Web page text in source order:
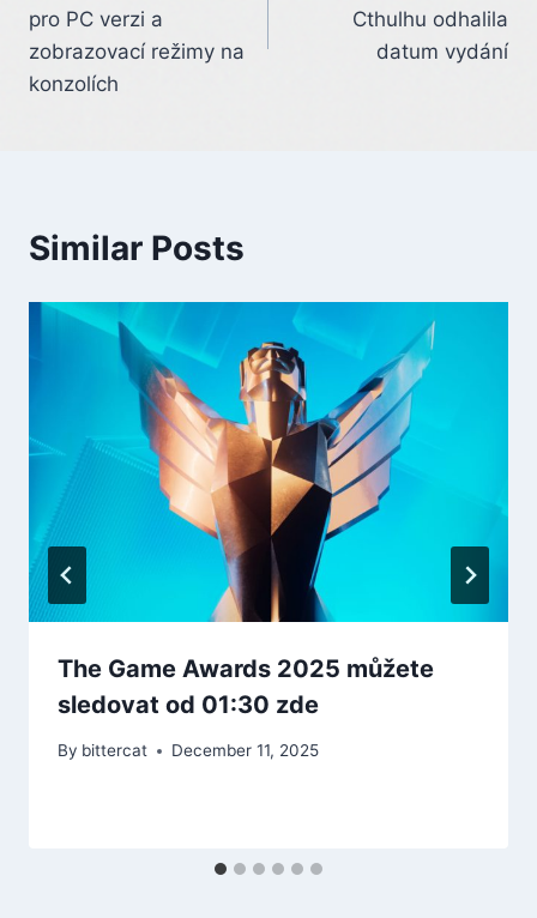
pro PC verzi a
zobrazovací režimy na
konzolích
Cthulhu odhalila
datum vydání
Similar Posts
The Game Awards 2025 můžete
sledovat od 01:30 zde
By bittercat December 11, 2025